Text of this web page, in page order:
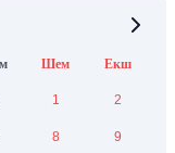
Шем Екш
1 2
8 9